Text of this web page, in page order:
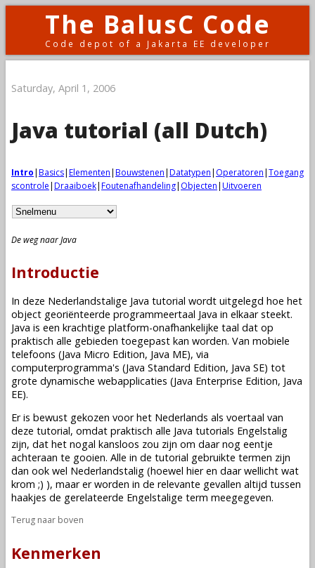
The BalusC Code
Code depot of a Jakarta EE developer
Saturday, April 1, 2006
Java tutorial (all Dutch)
Intro|Basics|Elementen|Bouwstenen|Datatypen| Operatoren|Toegang
scontrole|Draaiboek|Foutenafhandeling| Objecten|Uitvoeren
De weg naar Java
Introductie
In deze Nederlandstalige Java tutorial wordt uitgelegd hoe het
object georiënteerde programmeertaal Java in elkaar steekt.
Java is een krachtige platform-onafhankelijke taal dat op
praktisch alle gebieden toegepast kan worden. Van mobiele
telefoons (Java Micro Edition, Java ME), via
computerprogramma's (Java Standard Edition, Java SE) tot
grote dynamische webapplicaties (Java Enterprise Edition, Java
EE).
Er is bewust gekozen voor het Nederlands als voertaal van
deze tutorial, omdat praktisch alle Java tutorials Engelstalig
zijn, dat het nogal kansloos zou zijn om daar nog eentje
achteraan te gooien. Alle in de tutorial gebruikte termen zijn
dan ook wel Nederlandstalig (hoewel hier en daar wellicht wat
krom ;) ), maar er worden in de relevante gevallen altijd tussen
haakjes de gerelateerde Engelstalige term meegegeven.
Terug naar boven
Kenmerken